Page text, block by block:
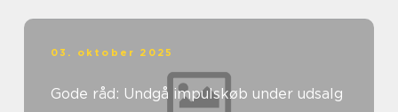
03. oktober 2025
Gode råd: Undgå impulskøb under udsalg